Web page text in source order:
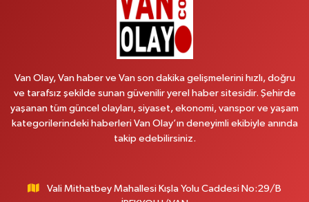
Yol Tarifi Al
MAHMUDİYE MAH.ATATÜRK CAD.NO:17B
0 (531) 621 69 65 Yol Tarifi Al
Onay Eczanesi
MERAŞEL FEVZİ ÇAKMAK CAD. KÜLTÜR SARAYI KIZILAY KAN MERKEZİ
Van Olay, Van haber ve Van son dakika gelişmelerini hızlı, doğru
ve tarafsız şekilde sunan güvenilir yerel haber sitesidir. Şehirde
yaşanan tüm güncel olayları, siyaset, ekonomi, vanspor ve yaşam
kategorilerindeki haberleri Van Olay’ın deneyimli ekibiyle anında
takip edebilirsiniz.
Vali Mithatbey Mahallesi Kışla Yolu Caddesi No:29/B